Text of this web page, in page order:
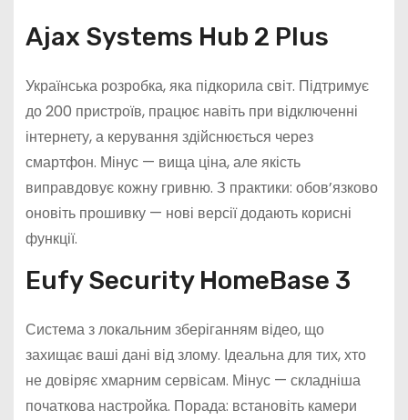
Ajax Systems Hub 2 Plus
Українська розробка, яка підкорила світ. Підтримує
до 200 пристроїв, працює навіть при відключенні
інтернету, а керування здійснюється через
смартфон. Мінус — вища ціна, але якість
виправдовує кожну гривню. З практики: обов’язково
оновіть прошивку — нові версії додають корисні
функції.
Eufy Security HomeBase 3
Система з локальним зберіганням відео, що
захищає ваші дані від злому. Ідеальна для тих, хто
не довіряє хмарним сервісам. Мінус — складніша
початкова настройка. Порада: встановіть камери